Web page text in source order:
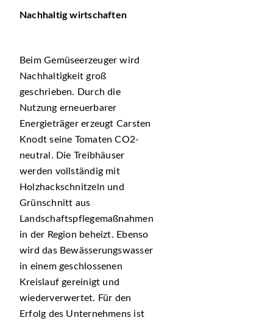
Nachhaltig wirtschaften
Beim Gemüseerzeuger wird
Nachhaltigkeit groß
geschrieben. Durch die
Nutzung erneuerbarer
Energieträger erzeugt Carsten
Knodt seine Tomaten CO2-
neutral. Die Treibhäuser
werden vollständig mit
Holzhackschnitzeln und
Grünschnitt aus
Landschaftspflegemaßnahmen
in der Region beheizt. Ebenso
wird das Bewässerungswasser
in einem geschlossenen
Kreislauf gereinigt und
wiederverwertet. Für den
Erfolg des Unternehmens ist